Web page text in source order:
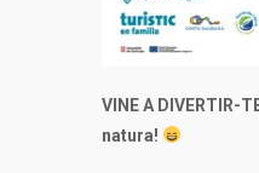
VINE A DIVERTIR-
natura!